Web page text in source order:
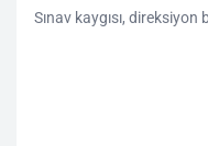
Sınav kaygısı,